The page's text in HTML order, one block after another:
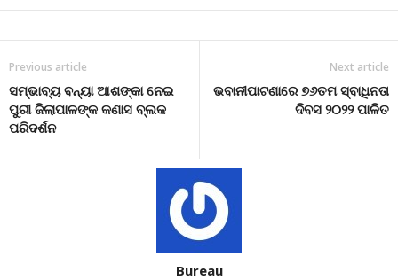
Previous article
ସମ୍ଭାବ୍ୟ ବନ୍ୟା ଆଶଙ୍କା ନେଇ
ପୁରୀ ଜିଲାପାଳଙ୍କ କଣାସ ବ୍ଲକ
ପରିଦର୍ଶନ
Next article
ଭବାନୀପାଟଣାରେ ୭୬ତମ ସ୍ବାଧିନତା
ଦିବସ ୨୦୨୨ ପାଳିତ
Bureau